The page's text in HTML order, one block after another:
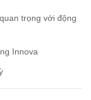
trọng với động
Innova